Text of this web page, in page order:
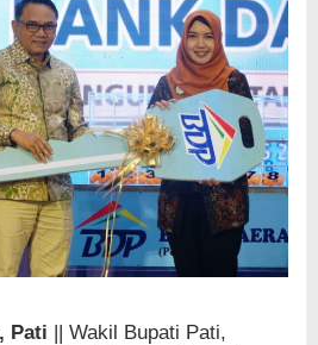
Pati || Wakil Bupati Pati,